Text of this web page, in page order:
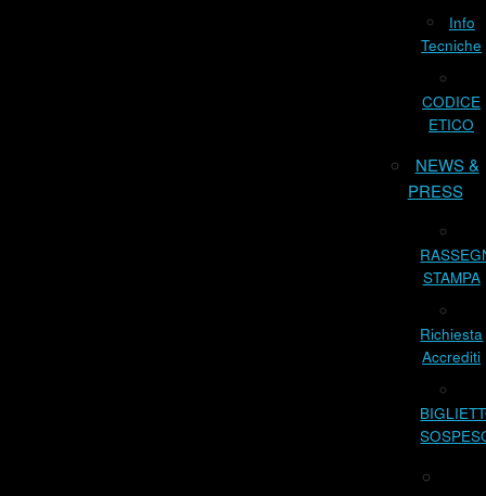
Info
Tecniche
CODICE
ETICO
NEWS &
PRESS
STAMPA
Richiesta
Accrediti